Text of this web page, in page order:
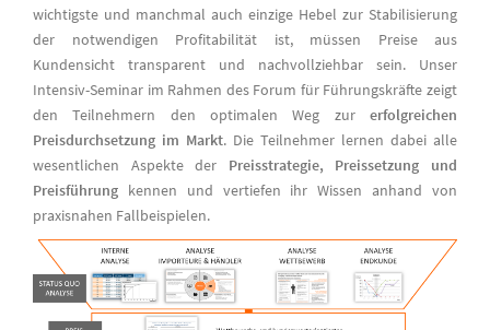
wichtigste und manchmal auch einzige Hebel zur Stabilisierung
der notwendigen Profitabilität ist, müssen Preise aus
Kundensicht transparent und nachvollziehbar sein. Unser
Intensiv-Seminar im Rahmen des Forum für Führungskräfte zeigt
den Teilnehmern den optimalen Weg zur erfolgreichen
Preisdurchsetzung im Markt. Die Teilnehmer lernen dabei alle
wesentlichen Aspekte der Preisstrategie, Preissetzung und
Preisführung kennen und vertiefen ihr Wissen anhand von
praxisnahen Fallbeispielen.